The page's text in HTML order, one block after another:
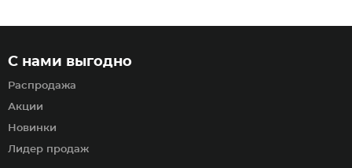
С нами выгодно
Распродажа
Акции
Новинки
Лидер продаж